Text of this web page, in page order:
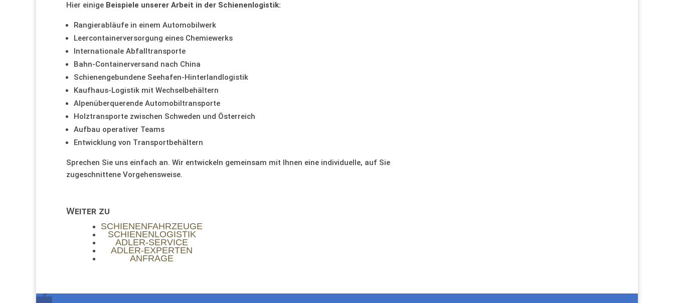
Hier einige Beispiele unserer Arbeit in der Schienenlogistik:
Rangierabläufe in einem Automobilwerk
Leercontainerversorgung eines Chemiewerks
Internationale Abfalltransporte
Bahn-Containerversand nach China
Schienengebundene Seehafen-Hinterlandlogistik
Kaufhaus-Logistik mit Wechselbehältern
Alpenüberquerende Automobiltransporte
Holztransporte zwischen Schweden und Österreich
Aufbau operativer Teams
Entwicklung von Transportbehältern
Sprechen Sie uns einfach an. Wir entwickeln gemeinsam mit Ihnen eine individuelle, auf Sie
zugeschnittene Vorgehensweise.
Weiter zu
SCHIENENFAHRZEUGE
SCHIENENLOGISTIK
ADLER-SERVICE
ADLER-EXPERTEN
ANFRAGE